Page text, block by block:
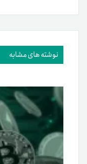
نوشته های مشابه